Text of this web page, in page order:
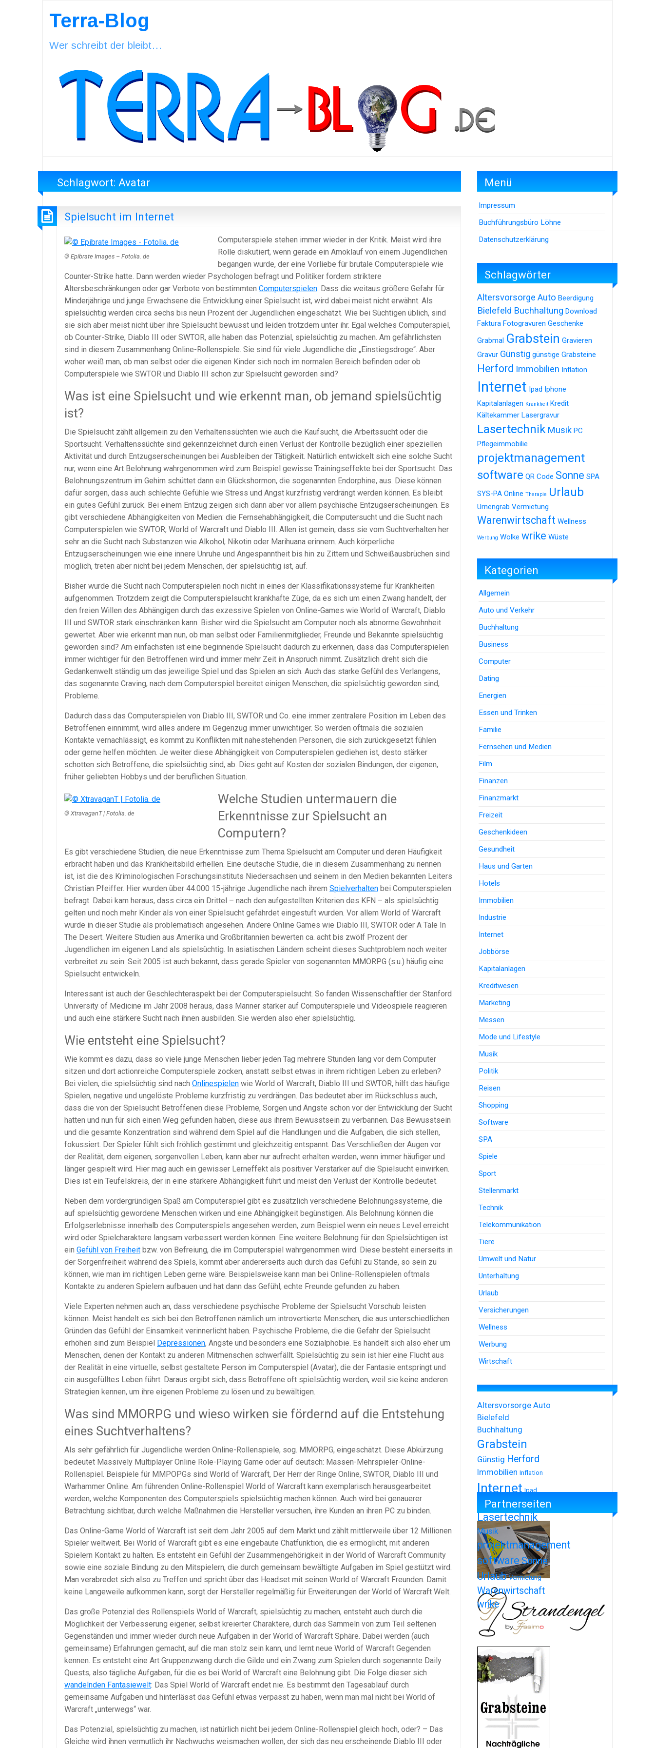
Terra-Blog
Wer schreibt der bleibt…
Schlagwort: Avatar
Spielsucht im Internet
© Epibrate Images – Fotolia. de
Computerspiele stehen immer wieder in der Kritik. Meist wird ihre
Rolle diskutiert, wenn gerade ein Amoklauf von einem Jugendlichen
begangen wurde, der eine Vorliebe für brutale Computerspiele wie
Counter-Strike hatte. Dann werden wieder Psychologen befragt und Politiker fordern striktere
Altersbeschränkungen oder gar Verbote von bestimmten Computerspielen. Dass die weitaus größere Gefahr für
Minderjährige und junge Erwachsene die Entwicklung einer Spielsucht ist, wird dabei meist nicht erwähnt. Als
spielsüchtig werden circa sechs bis neun Prozent der Jugendlichen eingeschätzt. Wie bei Süchtigen üblich, sind
sie sich aber meist nicht über ihre Spielsucht bewusst und leiden trotzdem unter ihr. Egal welches Computerspiel,
ob Counter-Strike, Diablo III oder SWTOR, alle haben das Potenzial, spielsüchtig zu machen. Am gefährlichsten
sind in diesem Zusammenhang Online-Rollenspiele. Sie sind für viele Jugendliche die „Einstiegsdroge“. Aber
woher weiß man, ob man selbst oder die eigenen Kinder sich noch im normalen Bereich befinden oder ob
Computerspiele wie SWTOR und Diablo III schon zur Spielsucht geworden sind?
Was ist eine Spielsucht und wie erkennt man, ob jemand spielsüchtig
ist?
Die Spielsucht zählt allgemein zu den Verhaltenssüchten wie auch die Kaufsucht, die Arbeitssucht oder die
Sportsucht. Verhaltenssüchte sind gekennzeichnet durch einen Verlust der Kontrolle bezüglich einer speziellen
Aktivität und durch Entzugserscheinungen bei Ausbleiben der Tätigkeit. Natürlich entwickelt sich eine solche Sucht
nur, wenn eine Art Belohnung wahrgenommen wird zum Beispiel gewisse Trainingseffekte bei der Sportsucht. Das
Belohnungszentrum im Gehirn schüttet dann ein Glückshormon, die sogenannten Endorphine, aus. Diese können
dafür sorgen, dass auch schlechte Gefühle wie Stress und Angst kurzfristig verdrängt werden können. Es bleibt
ein gutes Gefühl zurück. Bei einem Entzug zeigen sich dann aber vor allem psychische Entzugserscheinungen. Es
gibt verschiedene Abhängigkeiten von Medien: die Fernsehabhängigkeit, die Computersucht und die Sucht nach
Computerspielen wie SWTOR, World of Warcraft und Diablo III. Allen ist gemein, dass sie vom Suchtverhalten her
sehr an die Sucht nach Substanzen wie Alkohol, Nikotin oder Marihuana erinnern. Auch körperliche
Entzugserscheinungen wie eine innere Unruhe und Angespanntheit bis hin zu Zittern und Schweißausbrüchen sind
möglich, treten aber nicht bei jedem Menschen, der spielsüchtig ist, auf.
Bisher wurde die Sucht nach Computerspielen noch nicht in eines der Klassifikationssysteme für Krankheiten
aufgenommen. Trotzdem zeigt die Computerspielsucht krankhafte Züge, da es sich um einen Zwang handelt, der
den freien Willen des Abhängigen durch das exzessive Spielen von Online-Games wie World of Warcraft, Diablo
III und SWTOR stark einschränken kann. Bisher wird die Spielsucht am Computer noch als abnorme Gewohnheit
gewertet. Aber wie erkennt man nun, ob man selbst oder Familienmitglieder, Freunde und Bekannte spielsüchtig
geworden sind? Am einfachsten ist eine beginnende Spielsucht dadurch zu erkennen, dass das Computerspielen
immer wichtiger für den Betroffenen wird und immer mehr Zeit in Anspruch nimmt. Zusätzlich dreht sich die
Gedankenwelt ständig um das jeweilige Spiel und das Spielen an sich. Auch das starke Gefühl des Verlangens,
das sogenannte Craving, nach dem Computerspiel bereitet einigen Menschen, die spielsüchtig geworden sind,
Probleme.
Dadurch dass das Computerspielen von Diablo III, SWTOR und Co. eine immer zentralere Position im Leben des
Betroffenen einnimmt, wird alles andere im Gegenzug immer unwichtiger. So werden oftmals die sozialen
Kontakte vernachlässigt, es kommt zu Konflikten mit nahestehenden Personen, die sich zurückgesetzt fühlen
oder gerne helfen möchten. Je weiter diese Abhängigkeit von Computerspielen gediehen ist, desto stärker
schotten sich Betroffene, die spielsüchtig sind, ab. Dies geht auf Kosten der sozialen Bindungen, der eigenen,
früher geliebten Hobbys und der beruflichen Situation.
© XtravaganT | Fotolia. de
Welche Studien untermauern die
Erkenntnisse zur Spielsucht an
Computern?
Es gibt verschiedene Studien, die neue Erkenntnisse zum Thema Spielsucht am Computer und deren Häufigkeit
erbracht haben und das Krankheitsbild erhellen. Eine deutsche Studie, die in diesem Zusammenhang zu nennen
ist, ist die des Kriminologischen Forschungsinstituts Niedersachsen und seinem in den Medien bekannten Leiters
Christian Pfeiffer. Hier wurden über 44.000 15-jährige Jugendliche nach ihrem Spielverhalten bei Computerspielen
befragt. Dabei kam heraus, dass circa ein Drittel – nach den aufgestellten Kriterien des KFN – als spielsüchtig
gelten und noch mehr Kinder als von einer Spielsucht gefährdet eingestuft wurden. Vor allem World of Warcraft
wurde in dieser Studie als problematisch angesehen. Andere Online Games wie Diablo III, SWTOR oder A Tale In
The Desert. Weitere Studien aus Amerika und Großbritannien bewerten ca. acht bis zwölf Prozent der
Jugendlichen im eigenen Land als spielsüchtig. In asiatischen Ländern scheint dieses Suchtproblem noch weiter
verbreitet zu sein. Seit 2005 ist auch bekannt, dass gerade Spieler von sogenannten MMORPG (s.u.) häufig eine
Spielsucht entwickeln.
Interessant ist auch der Geschlechteraspekt bei der Computerspielsucht. So fanden Wissenschaftler der Stanford
University of Medicine im Jahr 2008 heraus, dass Männer stärker auf Computerspiele und Videospiele reagieren
und auch eine stärkere Sucht nach ihnen ausbilden. Sie werden also eher spielsüchtig.
Wie entsteht eine Spielsucht?
Wie kommt es dazu, dass so viele junge Menschen lieber jeden Tag mehrere Stunden lang vor dem Computer
sitzen und dort actionreiche Computerspiele zocken, anstatt selbst etwas in ihrem richtigen Leben zu erleben?
Bei vielen, die spielsüchtig sind nach Onlinespielen wie World of Warcraft, Diablo III und SWTOR, hilft das häufige
Spielen, negative und ungelöste Probleme kurzfristig zu verdrängen. Das bedeutet aber im Rückschluss auch,
dass die von der Spielsucht Betroffenen diese Probleme, Sorgen und Ängste schon vor der Entwicklung der Sucht
hatten und nun für sich einen Weg gefunden haben, diese aus ihrem Bewusstsein zu verbannen. Das Bewusstsein
und die gesamte Konzentration sind während dem Spiel auf die Handlungen und die Aufgaben, die sich stellen,
fokussiert. Der Spieler fühlt sich fröhlich gestimmt und gleichzeitig entspannt. Das Verschließen der Augen vor
der Realität, dem eigenen, sorgenvollen Leben, kann aber nur aufrecht erhalten werden, wenn immer häufiger und
länger gespielt wird. Hier mag auch ein gewisser Lerneffekt als positiver Verstärker auf die Spielsucht einwirken.
Dies ist ein Teufelskreis, der in eine stärkere Abhängigkeit führt und meist den Verlust der Kontrolle bedeutet.
Neben dem vordergründigen Spaß am Computerspiel gibt es zusätzlich verschiedene Belohnungssysteme, die
auf spielsüchtig gewordene Menschen wirken und eine Abhängigkeit begünstigen. Als Belohnung können die
Erfolgserlebnisse innerhalb des Computerspiels angesehen werden, zum Beispiel wenn ein neues Level erreicht
wird oder Spielcharaktere langsam verbessert werden können. Eine weitere Belohnung für den Spielsüchtigen ist
ein Gefühl von Freiheit bzw. von Befreiung, die im Computerspiel wahrgenommen wird. Diese besteht einerseits in
der Sorgenfreiheit während des Spiels, kommt aber andererseits auch durch das Gefühl zu Stande, so sein zu
können, wie man im richtigen Leben gerne wäre. Beispielsweise kann man bei Online-Rollenspielen oftmals
Kontakte zu anderen Spielern aufbauen und hat dann das Gefühl, echte Freunde gefunden zu haben.
Viele Experten nehmen auch an, dass verschiedene psychische Probleme der Spielsucht Vorschub leisten
können. Meist handelt es sich bei den Betroffenen nämlich um introvertierte Menschen, die aus unterschiedlichen
Gründen das Gefühl der Einsamkeit verinnerlicht haben. Psychische Probleme, die die Gefahr der Spielsucht
erhöhen sind zum Beispiel
Depressionen, Ängste und besonders eine Sozialphobie. Es handelt sich also eher um
Menschen, denen der Kontakt zu anderen Mitmenschen schwerfällt. Spielsüchtig zu sein ist hier eine Flucht aus
der Realität in eine virtuelle, selbst gestaltete Person im Computerspiel (Avatar), die der Fantasie entspringt und
ein ausgefülltes Leben führt. Daraus ergibt sich, dass Betroffene oft spielsüchtig werden, weil sie keine anderen
Strategien kennen, um ihre eigenen Probleme zu lösen und zu bewältigen.
Was sind MMORPG und wieso wirken sie fördernd auf die Entstehung
eines Suchtverhaltens?
Als sehr gefährlich für Jugendliche werden Online-Rollenspiele, sog. MMORPG, eingeschätzt. Diese Abkürzung
bedeutet Massively Multiplayer Online Role-Playing Game oder auf deutsch: Massen-Mehrspieler-Online-
Rollenspiel. Beispiele für MMPOPGs sind World of Warcraft, Der Herr der Ringe Online, SWTOR, Diablo III und
Warhammer Online. Am führenden Online-Rollenspiel World of Warcraft kann exemplarisch herausgearbeitet
werden, welche Komponenten des Computerspiels spielsüchtig machen können. Auch wird bei genauerer
Betrachtung sichtbar, durch welche Maßnahmen die Hersteller versuchen, ihre Kunden an ihren PC zu binden.
Das Online-Game World of Warcraft ist seit dem Jahr 2005 auf dem Markt und zählt mittlerweile über 12 Millionen
Spieler weltweit. Bei World of Warcraft gibt es eine eingebaute Chatfunktion, die es ermöglicht, mit anderen
Spielern Kontakt zu halten. Es entsteht ein Gefühl der Zusammengehörigkeit in der World of Warcraft Community
sowie eine soziale Bindung zu den Mitspielern, die durch gemeinsam bewältigte Aufgaben im Spiel gestützt wird.
Man verabredet sich also zu Treffen und spricht über das Headset mit seinen World of Warcraft Freunden. Damit
keine Langeweile aufkommen kann, sorgt der Hersteller regelmäßig für Erweiterungen der World of Warcraft Welt.
Das große Potenzial des Rollenspiels World of Warcraft, spielsüchtig zu machen, entsteht auch durch die
Möglichkeit der Verbesserung eigener, selbst kreierter Charaktere, durch das Sammeln von zum Teil seltenen
Gegenständen und immer wieder durch neue Aufgaben in der World of Warcraft Sphäre. Dabei werden (auch
gemeinsame) Erfahrungen gemacht, auf die man stolz sein kann, und lernt neue World of Warcraft Gegenden
kennen. Es entsteht eine Art Gruppenzwang durch die Gilde und ein Zwang zum Spielen durch sogenannte Daily
Quests, also tägliche Aufgaben, für die es bei World of Warcraft eine Belohnung gibt. Die Folge dieser sich
wandelnden Fantasiewelt: Das Spiel World of Warcraft endet nie. Es bestimmt den Tagesablauf durch
gemeinsame Aufgaben und hinterlässt das Gefühl etwas verpasst zu haben, wenn man mal nicht bei World of
Warcraft „unterwegs“ war.
Das Potenzial, spielsüchtig zu machen, ist natürlich nicht bei jedem Online-Rollenspiel gleich hoch, oder? – Das
Gleiche wird ihnen vermutlich ihr Nachwuchs weismachen wollen, der sich das neu erscheinende Diablo III oder
Menü
Impressum
Buchführungsbüro Löhne
Datenschutzerklärung
Schlagwörter
Altersvorsorge Auto Beerdigung
Bielefeld Buchhaltung Download
Faktura Fotogravuren Geschenke
Grabmal Grabstein Gravieren
Gravur Günstig günstige Grabsteine
Herford Immobilien Inflation
Internet Ipad Iphone
Kapitalanlagen Krankheit Kredit
Kältekammer Lasergravur
Lasertechnik Musik PC
Pflegeimmobilie
projektmanagement
software QR Code Sonne SPA
SYS-PA Online Therapie Urlaub
Urnengrab Vermietung
Warenwirtschaft Wellness
Werbung Wolke wrike Wüste
Kategorien
Allgemein
Auto und Verkehr
Buchhaltung
Business
Computer
Dating
Energien
Essen und Trinken
Familie
Fernsehen und Medien
Film
Finanzen
Finanzmarkt
Freizeit
Geschenkideen
Gesundheit
Haus und Garten
Hotels
Immobilien
Industrie
Internet
Jobbörse
Kapitalanlagen
Kreditwesen
Marketing
Messen
Mode und Lifestyle
Musik
Politik
Reisen
Shopping
Software
SPA
Spiele
Sport
Stellenmarkt
Technik
Telekommunikation
Tiere
Umwelt und Natur
Unterhaltung
Urlaub
Versicherungen
Wellness
Werbung
Wirtschaft
Altersvorsorge Auto
Bielefeld
Buchhaltung
Grabstein
Günstig Herford
Immobilien Inflation
Internet Ipad
Iphone
Lasertechnik
Musik
projektmanagement
softwareSonne
Urlaub Vermietung
Warenwirtschaft
wrike
Partnerseiten